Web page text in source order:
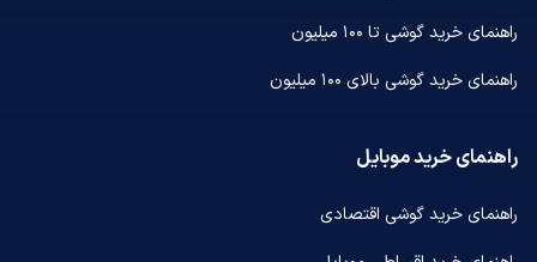
راهنمای خرید گوشی تا ۱۰۰ میلیون
راهنمای خرید گوشی بالای ۱۰۰ میلیون
راهنمای خرید موبایل
راهنمای خرید گوشی اقتصادی